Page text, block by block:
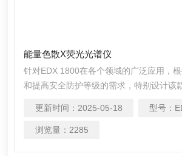
能量色散X荧光光谱仪
针对EDX 1800在各个领域的广泛应用，
和提高安全防护等级的需求，特别设计该
产品的可靠性；利用新X光管的大功率提
率。
更新时间： 2025-05-18 型号：
浏览量： 2285